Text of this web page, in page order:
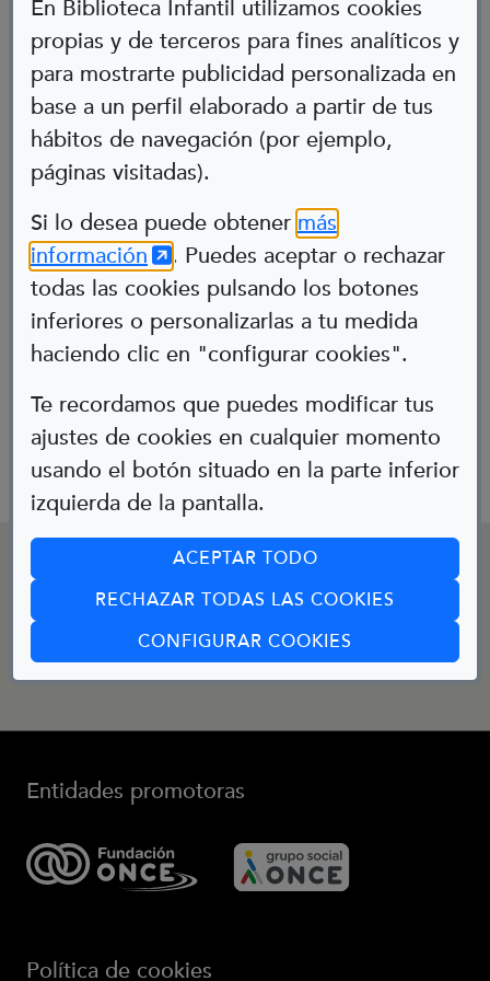
En Biblioteca Infantil utilizamos cookies
propias y de terceros para fines analíticos y
para mostrarte publicidad personalizada en
base a un perfil elaborado a partir de tus
hábitos de navegación (por ejemplo,
páginas visitadas).
Si lo desea puede obtener más
información (Abre en nueva ventana)
. Puedes aceptar o rechazar
todas las cookies pulsando los botones
inferiores o personalizarlas a tu medida
haciendo clic en "configurar cookies".
Te recordamos que puedes modificar tus
ajustes de cookies en cualquier momento
usando el botón situado en la parte inferior
izquierda de la pantalla.
ACEPTAR TODO
RECHAZAR TODAS LAS COOKIES
CONFIGURAR COOKIES
Pablo García
Policía
Acondroplasia
CONTACTO
bibliotecainfantil@fundaciononce.es
Entidades promotoras
(Abre en nueva ventana)
Política de cookies
Abre en nueva ventana